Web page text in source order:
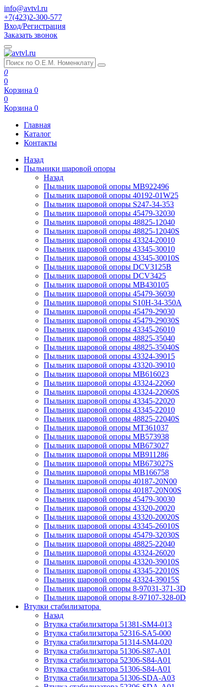
info@avtvl.ru
+7(423)2-300-577
Вход/Регистрация
Заказать звонок
0
0
Корзина 0
0
Корзина 0
Главная
Каталог
Контакты
Назад
Пыльники шаровой опоры
Назад
Пыльник шаровой опоры MB922496
Пыльник шаровой опоры 40192-01W25
Пыльник шаровой опоры S247-34-353
Пыльник шаровой опоры 45479-32030
Пыльник шаровой опоры 48825-12040
Пыльник шаровой опоры 48825-12040S
Пыльник шаровой опоры 43324-20010
Пыльник шаровой опоры 43345-30010
Пыльник шаровой опоры 43345-30010S
Пыльник шаровой опоры DCV3125B
Пыльник шаровой опоры DCV3425
Пыльник шаровой опоры MB430105
Пыльник шаровой опоры 45479-36030
Пыльник шаровой опоры S10H-34-350A
Пыльник шаровой опоры 45479-29030
Пыльник шаровой опоры 45479-29030S
Пыльник шаровой опоры 43345-26010
Пыльник шаровой опоры 48825-35040
Пыльник шаровой опоры 48825-35040S
Пыльник шаровой опоры 43324-39015
Пыльник шаровой опоры 43320-39010
Пыльник шаровой опоры MB616023
Пыльник шаровой опоры 43324-22060
Пыльник шаровой опоры 43324-22060S
Пыльник шаровой опоры 43345-22020
Пыльник шаровой опоры 43345-22010
Пыльник шаровой опоры 48825-22040S
Пыльник шаровой опоры MT361037
Пыльник шаровой опоры MB573938
Пыльник шаровой опоры MB673027
Пыльник шаровой опоры MB911286
Пыльник шаровой опоры MB673027S
Пыльник шаровой опоры MB166758
Пыльник шаровой опоры 40187-20N00
Пыльник шаровой опоры 40187-20N00S
Пыльник шаровой опоры 45479-30030
Пыльник шаровой опоры 43320-20020
Пыльник шаровой опоры 43320-20020S
Пыльник шаровой опоры 43345-26010S
Пыльник шаровой опоры 45479-32030S
Пыльник шаровой опоры 48825-22040
Пыльник шаровой опоры 43324-26020
Пыльник шаровой опоры 43320-39010S
Пыльник шаровой опоры 43345-22010S
Пыльник шаровой опоры 43324-39015S
Пыльник шаровой опоры 8-97031-371-3D
Пыльник шаровой опоры 8-97107-328-0D
Втулки стабилизатора
Назад
Втулка стабилизатора 51381-SM4-013
Втулка стабилизатора 52316-SA5-000
Втулка стабилизатора 51314-SM4-020
Втулка стабилизатора 51306-S87-A01
Втулка стабилизатора 52306-S84-A01
Втулка стабилизатора 51306-S84-A01
Втулка стабилизатора 51306-SDA-A03